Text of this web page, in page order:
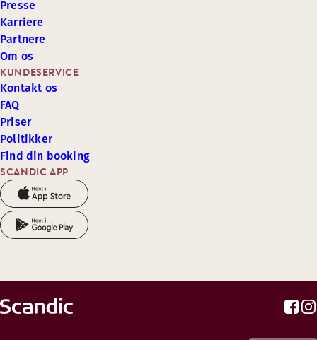
SCANDIC APP
KUNDESERVICE
Kontakt os
FAQ
Priser
Politikker
Find din booking
Presse
Karriere
Partnere
Om os